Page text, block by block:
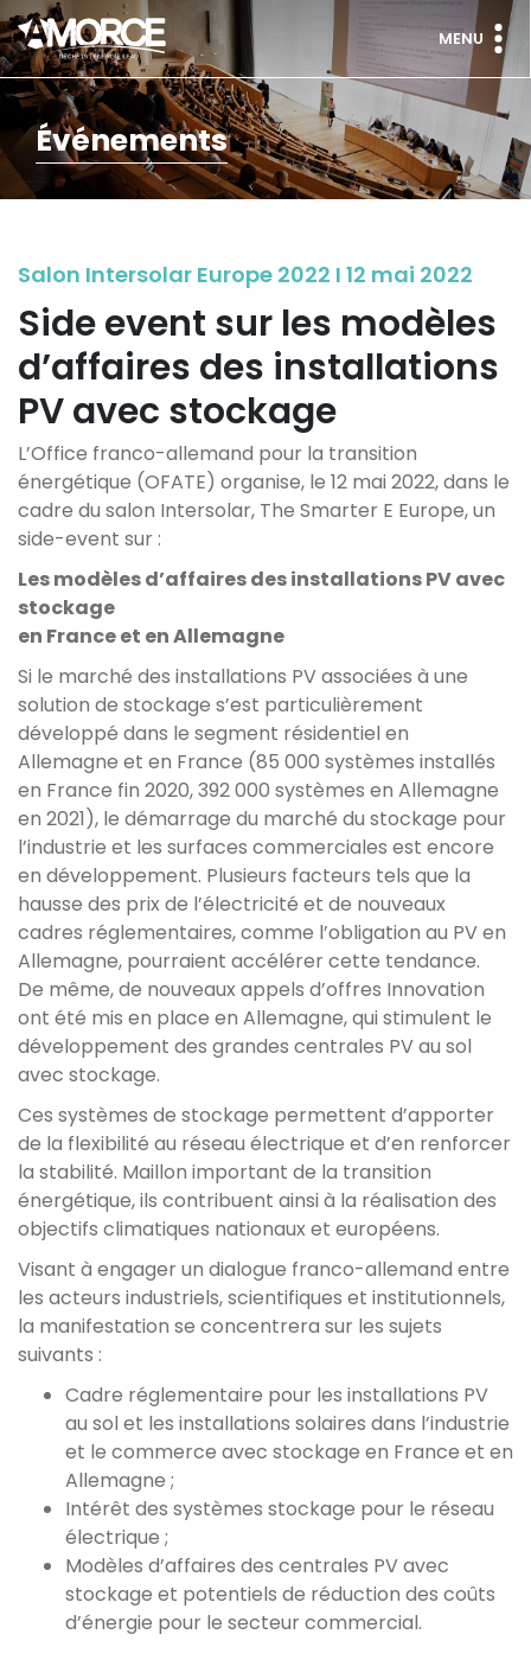
MENU
Événements
Salon Intersolar Europe 2022 I 12 mai 2022
Side event sur les modèles
d’affaires des installations
PV avec stockage
L’Office franco-allemand pour la transition
énergétique (OFATE) organise, le 12 mai 2022, dans le
cadre du salon Intersolar, The Smarter E Europe, un
side-event sur :
Les modèles d’affaires des installations PV avec
stockage
en France et en Allemagne
Si le marché des installations PV associées à une
solution de stockage s’est particulièrement
développé dans le segment résidentiel en
Allemagne et en France (85 000 systèmes installés
en France fin 2020, 392 000 systèmes en Allemagne
en 2021), le démarrage du marché du stockage pour
l’industrie et les surfaces commerciales est encore
en développement. Plusieurs facteurs tels que la
hausse des prix de l’électricité et de nouveaux
cadres réglementaires, comme l’obligation au PV en
Allemagne, pourraient accélérer cette tendance.
De même, de nouveaux appels d’offres Innovation
ont été mis en place en Allemagne, qui stimulent le
développement des grandes centrales PV au sol
avec stockage.
Ces systèmes de stockage permettent d’apporter
de la flexibilité au réseau électrique et d’en renforcer
la stabilité. Maillon important de la transition
énergétique, ils contribuent ainsi à la réalisation des
objectifs climatiques nationaux et européens.
Visant à engager un dialogue franco-allemand entre
les acteurs industriels, scientifiques et institutionnels,
la manifestation se concentrera sur les sujets
suivants :
Cadre réglementaire pour les installations PV
au sol et les installations solaires dans l’industrie
et le commerce avec stockage en France et en
Allemagne ;
Intérêt des systèmes stockage pour le réseau
électrique ;
Modèles d’affaires des centrales PV avec
stockage et potentiels de réduction des coûts
d’énergie pour le secteur commercial.